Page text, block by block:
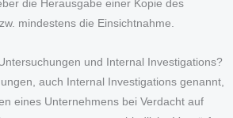
die Herausgabe einer Kopie des
mindestens die Einsichtnahme.
und Internal Investigations?
auch Internal Investigations genannt,
eines Unternehmens bei Verdacht auf